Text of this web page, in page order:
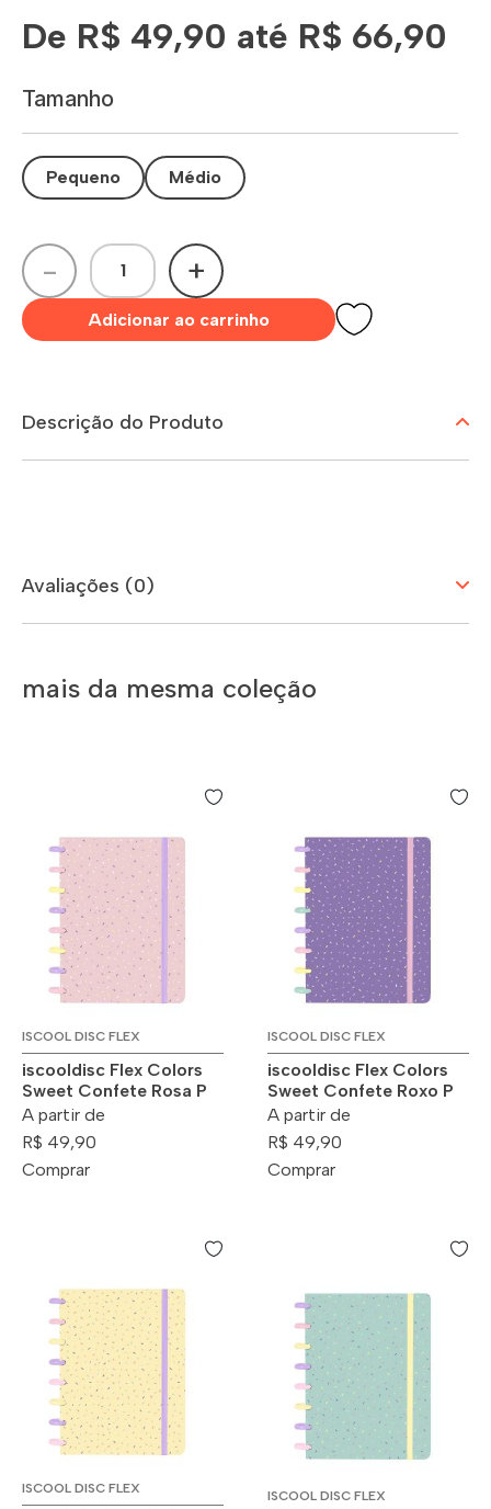
De R$ 49,90 até R$ 66,90
Tamanho
Pequeno Médio
- +
Adicionar ao carrinho
Descrição do Produto
Avaliações (0)
mais da mesma coleção
ISCOOL DISC FLEX
iscooldisc Flex Colors
Sweet Confete Rosa P
A partir de
R$ 49,90
Comprar
ISCOOL DISC FLEX
iscooldisc Flex Colors
Sweet Confete Roxo P
A partir de
R$ 49,90
Comprar
ISCOOL DISC FLEX
ISCOOL DISC FLEX